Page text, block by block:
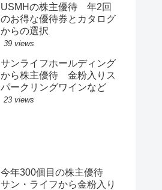
USMHの株主優待 年2回
のお得な優待券とカタログ
からの選択
39 views
サンライフホールディング
から株主優待 金粉入りス
パークリングワインなど
23 views
今年300個目の株主優待
サン・ライフから金粉入り